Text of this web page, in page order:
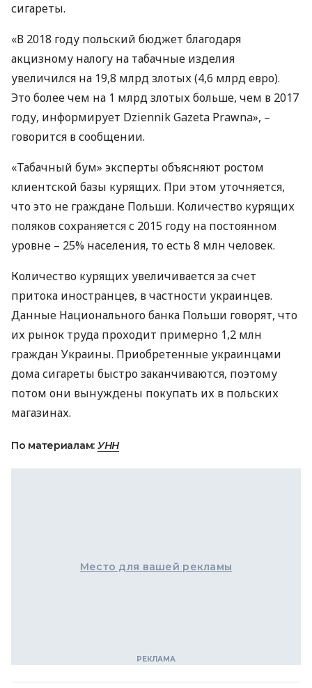
сигареты.
«В 2018 году польский бюджет благодаря
акцизному налогу на табачные изделия
увеличился на 19,8 млрд злотых (4,6 млрд евро).
Это более чем на 1 млрд злотых больше, чем в 2017
году, информирует Dziennik Gazeta Prawna», –
говорится в сообщении.
«Табачный бум» эксперты объясняют ростом
клиентской базы курящих. При этом уточняется,
что это не граждане Польши. Количество курящих
поляков сохраняется с 2015 году на постоянном
уровне – 25% населения, то есть 8 млн человек.
Количество курящих увеличивается за счет
притока иностранцев, в частности украинцев.
Данные Национального банка Польши говорят, что
их рынок труда проходит примерно 1,2 млн
граждан Украины. Приобретенные украинцами
дома сигареты быстро заканчиваются, поэтому
потом они вынуждены покупать их в польских
магазинах.
По материалам: УНН
Место для вашей рекламы